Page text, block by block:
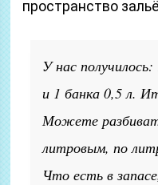
пространство
У нас
и 1 банка 0,5 л.
Можете
литровым, по
Что есть в